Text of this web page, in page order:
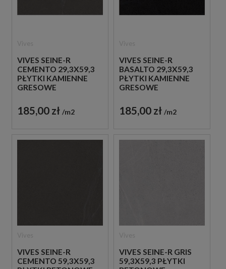
VIVES SEINE-R
CEMENTO 29,3X59,3
PŁYTKI KAMIENNE
GRESOWE
185,00 zł m2
VIVES SEINE-R
BASALTO 29,3X59,3
PŁYTKI KAMIENNE
GRESOWE
185,00 zł m2
VIVES SEINE-R
CEMENTO 59,3X59,3
VIVES SEINE-R GRIS
59,3X59,3 PŁYTKI